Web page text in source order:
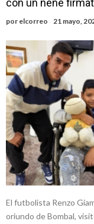
Faltas por
Villada: el viento
del ferrocarril
Violento robo en
adultos mayores
Colecta solidaria
Vilela
con un nene
por elcorreo 21 mayo,
El futbolista Renzo
oriundo de Bombal,